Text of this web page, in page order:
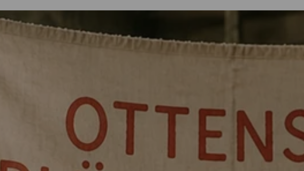
Es spielen:
ANDRÉ SANDER, ANNA KRUTZKE,
HAUSCHILD, CHRISTIAN WISMER, CONSTANZE
Künstlerische Leitung:TERESA L. ROSENKRANTZ
Assistent*innen:CELINE ADENOU, NIKLAS